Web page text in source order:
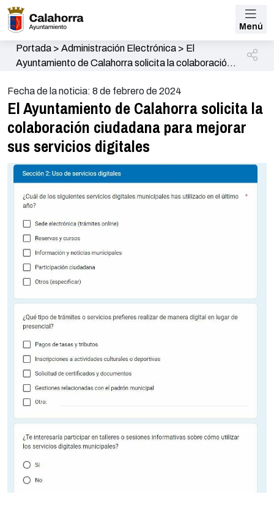
Menú
Portada> Administración Electrónica> El
Ayuntamiento de Calahorra solicita la colaboración
Fecha de la noticia: 8 de febrero de 2024
El Ayuntamiento de Calahorra solicita la
colaboración ciudadana para mejorar
sus servicios digitales